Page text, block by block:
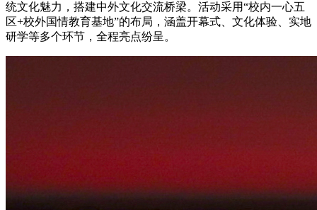
统文化魅力，搭建中外文化交流桥梁。活动采用“校内一心五
区+校外国情教育基地”的布局，涵盖开幕式、文化体验、实地
研学等多个环节，全程亮点纷呈。